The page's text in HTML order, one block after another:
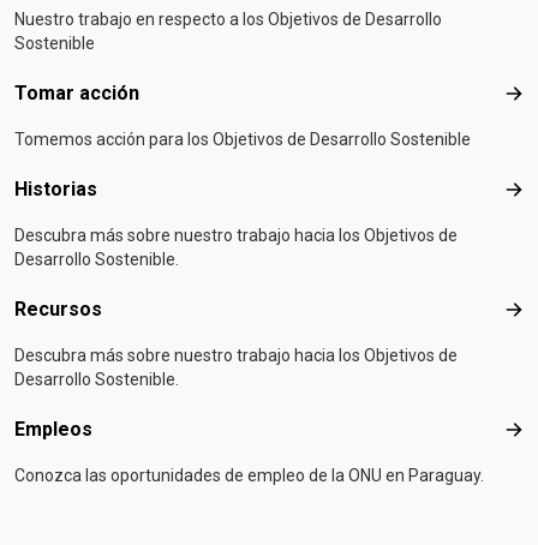
Nuestro trabajo en respecto a los Objetivos de Desarrollo
Sostenible
Tomar acción
Tomemos acción para los Objetivos de Desarrollo Sostenible
Historias
Descubra más sobre nuestro trabajo hacia los Objetivos de
Desarrollo Sostenible.
Recursos
Descubra más sobre nuestro trabajo hacia los Objetivos de
Desarrollo Sostenible.
Empleos
Conozca las oportunidades de empleo de la ONU en Paraguay.